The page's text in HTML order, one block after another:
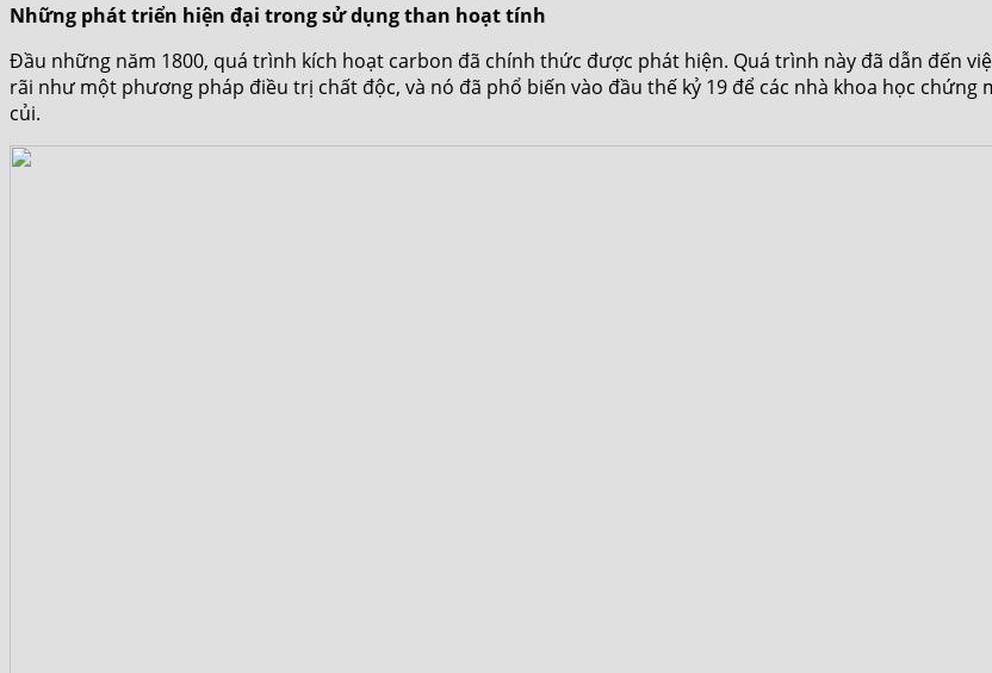
Những phát triển hiện đại trong sử dụng than hoạt tính
Đầu những năm 1800, quá trình kích hoạt carbon đã chính thức được phát hiện. Quá trình này đã dẫn đến
rãi như một phương pháp điều trị chất độc, và nó đã phổ biến vào đầu thế kỷ 19 để các nhà khoa học
củi.